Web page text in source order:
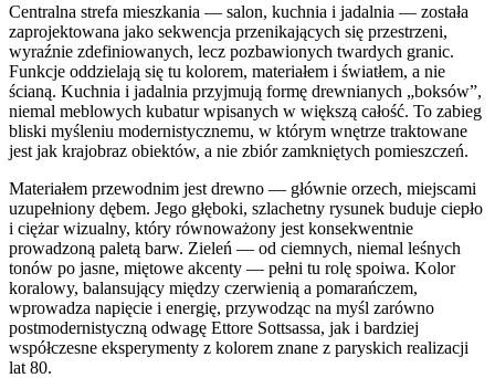
Centralna strefa mieszkania — salon, kuchnia i jadalnia — została
zaprojektowana jako sekwencja przenikających się przestrzeni,
wyraźnie zdefiniowanych, lecz pozbawionych twardych granic.
Funkcje oddzielają się tu kolorem, materiałem i światłem, a nie
ścianą. Kuchnia i jadalnia przyjmują formę drewnianych „boksów”,
niemal meblowych kubatur wpisanych w większą całość. To zabieg
bliski myśleniu modernistycznemu, w którym wnętrze traktowane
jest jak krajobraz obiektów, a nie zbiór zamkniętych pomieszczeń.
Materiałem przewodnim jest drewno — głównie orzech, miejscami
uzupełniony dębem. Jego głęboki, szlachetny rysunek buduje ciepło
i ciężar wizualny, który równoważony jest konsekwentnie
prowadzoną paletą barw. Zieleń — od ciemnych, niemal leśnych
tonów po jasne, miętowe akcenty — pełni tu rolę spoiwa. Kolor
koralowy, balansujący między czerwienią a pomarańczem,
wprowadza napięcie i energię, przywodząc na myśl zarówno
postmodernistyczną odwagę Ettore Sottsassa, jak i bardziej
współczesne eksperymenty z kolorem znane z paryskich realizacji
lat 80.